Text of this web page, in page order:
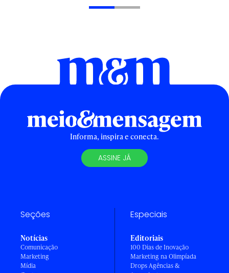
Informa, inspira e conecta.
ASSINE JÁ
Seções
Notícias
Comunicação
Marketing
Mídia
Especiais
Editoriais
100 Dias de Inovação
Marketing na Olimpíada
Drops Agências &